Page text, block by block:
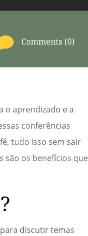
Comments (0)
o aprendizado e a
conferências
tudo isso sem sair
são os benefícios que
discutir temas